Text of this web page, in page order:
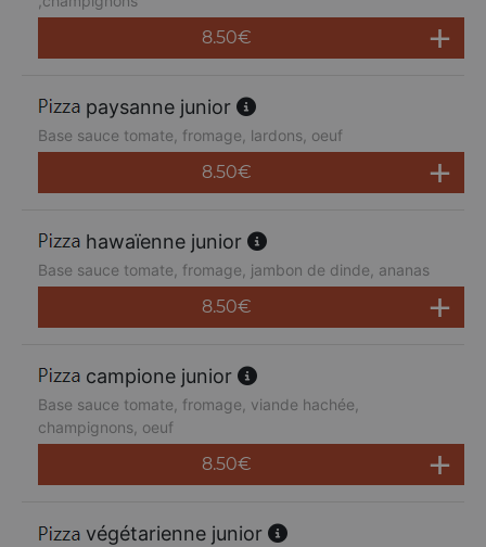
8.50€
paysanne junior
Base sauce tomate, fromage, lardons, oeuf
8.50€
hawaïenne junior
Base sauce tomate, fromage, jambon de dinde, ananas
8.50€
campione junior
Base sauce tomate, fromage, viande hachée,
champignons, oeuf
8.50€
végétarienne junior